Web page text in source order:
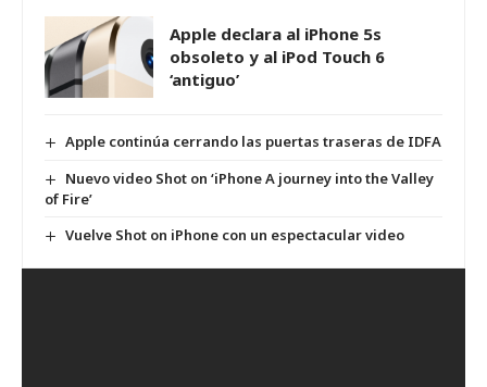
Apple declara al iPhone 5s
obsoleto y al iPod Touch 6
‘antiguo’
Apple continúa cerrando las puertas traseras de IDFA
Nuevo video Shot on ‘iPhone A journey into the Valley
of Fire’
Vuelve Shot on iPhone con un espectacular video